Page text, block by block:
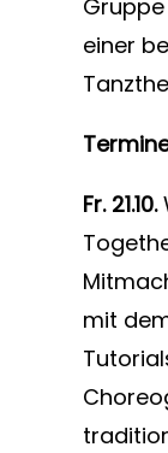
einer
Fr. 21.10.
mit